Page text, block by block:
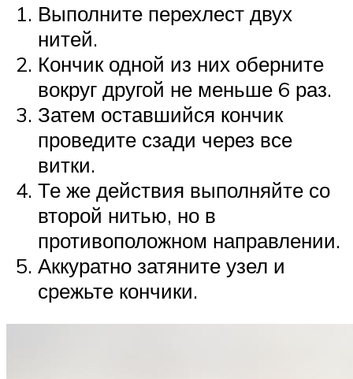
Выполните перехлест двух
нитей.
Кончик одной из них оберните
вокруг другой не меньше 6 раз.
Затем оставшийся кончик
проведите сзади через все
витки.
Те же действия выполняйте со
второй нитью, но в
противоположном направлении.
Аккуратно затяните узел и
срежьте кончики.